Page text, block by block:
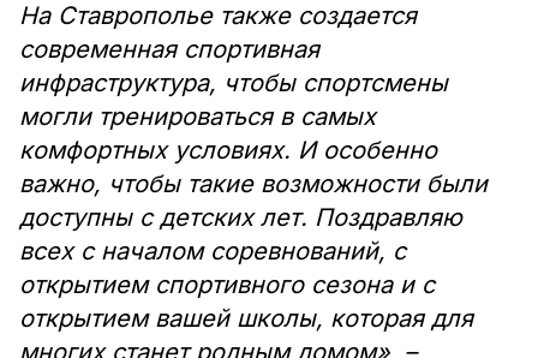
На Ставрополье также создается
современная спортивная
инфраструктура, чтобы спортсмены
могли тренироваться в самых
комфортных условиях. И особенно
важно, чтобы такие возможности были
доступны с детских лет. Поздравляю
всех с началом соревнований, с
открытием спортивного сезона и с
открытием вашей школы, которая для
многих станет родным домом», –